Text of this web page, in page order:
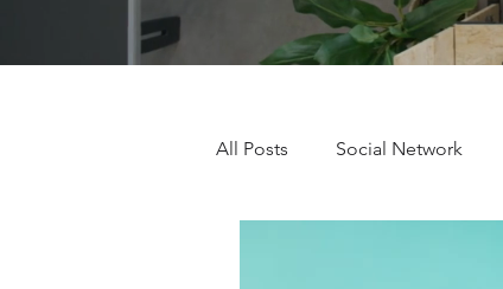
All Posts Social Network